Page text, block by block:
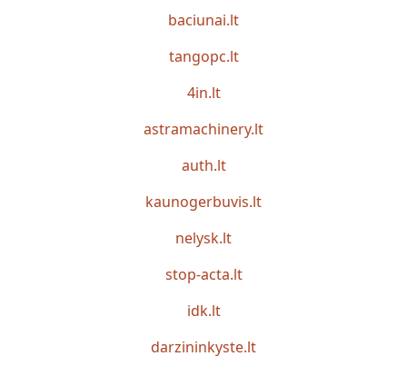
baciunai.lt
tangopc.lt
4in.lt
astramachinery.lt
auth.lt
kaunogerbuvis.lt
nelysk.lt
stop-acta.lt
idk.lt
darzininkyste.lt